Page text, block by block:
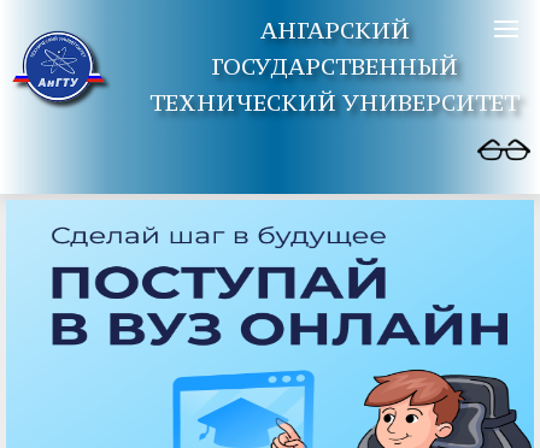
АНГАРСКИЙ
ГОСУДАРСТВЕННЫЙ
ТЕХНИЧЕСКИЙ УНИВЕРСИТЕТ